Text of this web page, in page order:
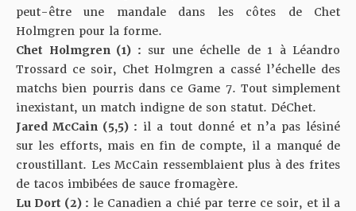
peut-être une mandale dans les côtes de Chet
Holmgren pour la forme.
Chet Holmgren (1) : sur une échelle de 1 à Léandro
Trossard ce soir, Chet Holmgren a cassé l’échelle des
matchs bien pourris dans ce Game 7. Tout simplement
inexistant, un match indigne de son statut. DéChet.
Jared McCain (5,5) : il a tout donné et n’a pas lésiné
sur les efforts, mais en fin de compte, il a manqué de
croustillant. Les McCain ressemblaient plus à des frites
de tacos imbibées de sauce fromagère.
Lu Dort (2) : le Canadien a chié par terre ce soir, et il a